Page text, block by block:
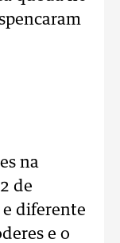
na
de
diferente
e o